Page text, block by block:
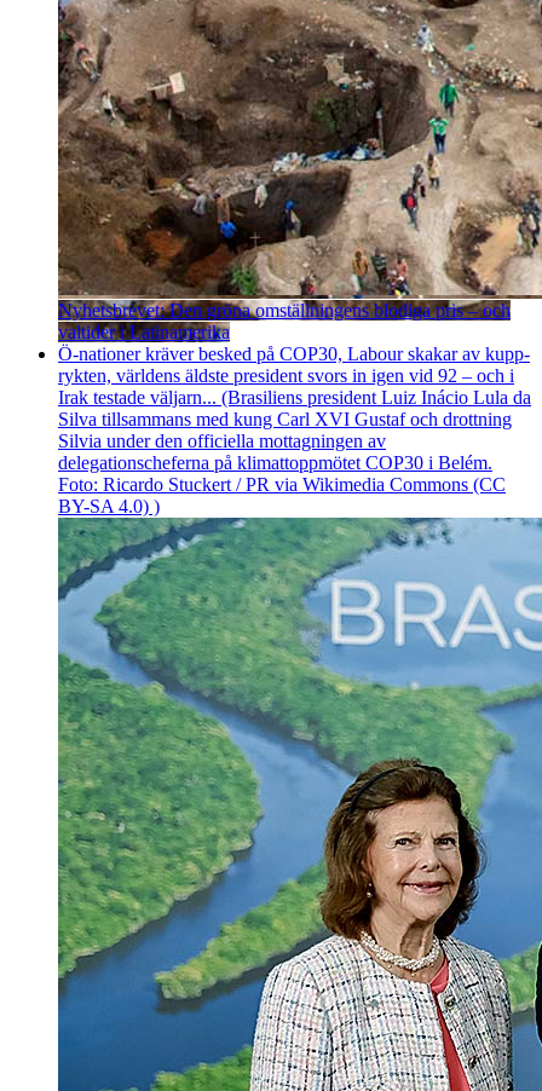
Nyhetsbrevet: Den gröna omställningens blodiga pris – och
valtider i Latinamerika
Ö-nationer kräver besked på COP30, Labour skakar av kupp­
rykten, världens äldste president svors in igen vid 92 – och i
Irak testade väljarn... (Brasiliens president Luiz Inácio Lula da
Silva tillsammans med kung Carl XVI Gustaf och drottning
Silvia under den officiella mottagningen av
delegationscheferna på klimattoppmötet COP30 i Belém.
Foto: Ricardo Stuckert / PR via Wikimedia Commons (CC
BY-SA 4.0) )